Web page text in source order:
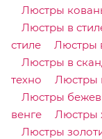
Люстры
Люстры в
стиле
Люстры
Люстры в
техно
Люстры
Люстры
венге
Люстры
Люстры